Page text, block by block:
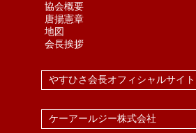
協会概要
唐揚憲章
地図
会長挨拶
やすひさ会長オフィシャルサイト
ケーアールジー株式会社